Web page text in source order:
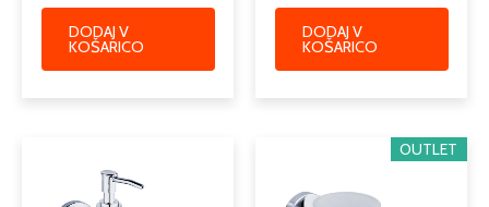
DODAJ V
KOŠARICO
DODAJ V
KOŠARICO
OUTLET